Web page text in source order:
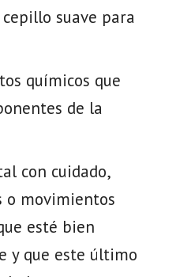
suave para
químicos que
de la
con cuidado,
o movimientos
esté bien
y que este último